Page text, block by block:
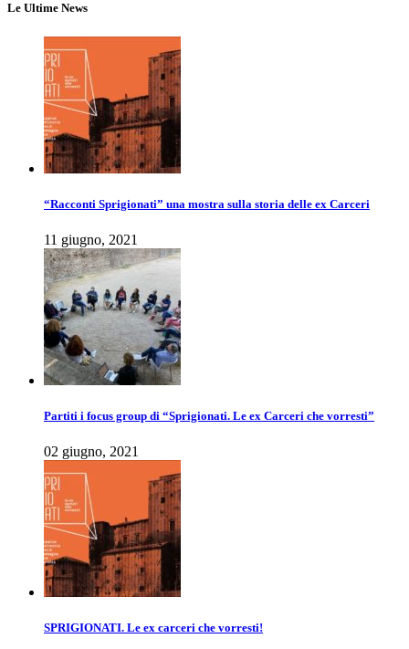
Le Ultime News
“Racconti Sprigionati” una mostra sulla storia delle ex Carceri
11 giugno, 2021
Partiti i focus group di “Sprigionati. Le ex Carceri che vorresti”
02 giugno, 2021
SPRIGIONATI. Le ex carceri che vorresti!